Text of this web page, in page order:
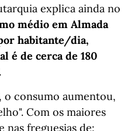
explica ainda no
médio em Almada
habitante/dia,
é de cerca de 180
.
o consumo aumentou,
Com os maiores
nas freguesias de: